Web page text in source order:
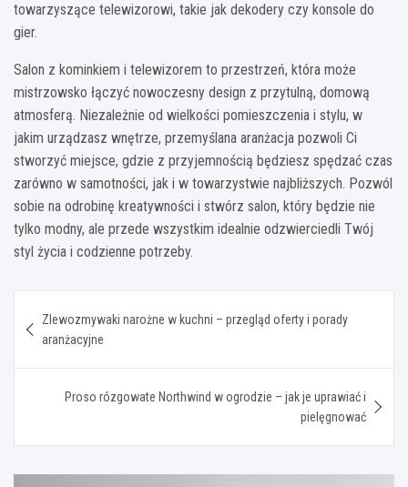
towarzyszące telewizorowi, takie jak dekodery czy konsole do
gier.
Salon z kominkiem i telewizorem to przestrzeń, która może
mistrzowsko łączyć nowoczesny design z przytulną, domową
atmosferą. Niezależnie od wielkości pomieszczenia i stylu, w
jakim urządzasz wnętrze, przemyślana aranżacja pozwoli Ci
stworzyć miejsce, gdzie z przyjemnością będziesz spędzać czas
zarówno w samotności, jak i w towarzystwie najbliższych. Pozwól
sobie na odrobinę kreatywności i stwórz salon, który będzie nie
tylko modny, ale przede wszystkim idealnie odzwierciedli Twój
styl życia i codzienne potrzeby.
wpisu
Zlewozmywaki narożne w kuchni – przegląd oferty i porady
aranżacyjne
Proso rózgowate Northwind w ogrodzie – jak je uprawiać i
pielęgnować